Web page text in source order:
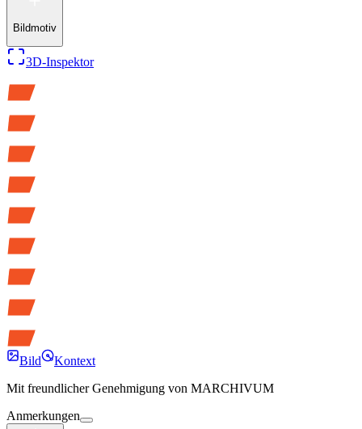
Bildmotiv
3D-Inspektor
Bild
Kontext
Mit freundlicher Genehmigung von MARCHIVUM
Anmerkungen